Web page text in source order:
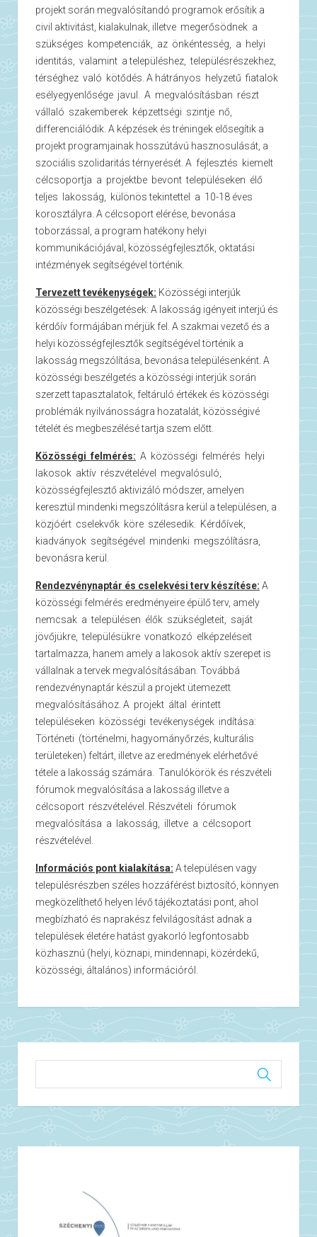
projekt során megvalósítandó programok erősítik a
civil aktivitást, kialakulnak, illetve megerősödnek a
szükséges kompetenciák, az önkéntesség, a helyi
identitás, valamint a településhez, településrészekhez,
térséghez való kötődés. A hátrányos helyzetű fiatalok
esélyegyenlősége javul. A megvalósításban részt
vállaló szakemberek képzettségi szintje nő,
differenciálódik. A képzések és tréningek elősegítik a
projekt programjainak hosszútávú hasznosulását, a
szociális szolidaritás térnyerését. A fejlesztés kiemelt
célcsoportja a projektbe bevont településeken élő
teljes lakosság, különös tekintettel a 10-18 éves
korosztályra. A célcsoport elérése, bevonása
toborzással, a program hatékony helyi
kommunikációjával, közösségfejlesztők, oktatási
intézmények segítségével történik.
Tervezett tevékenységek: Közösségi interjúk
közösségi beszélgetések: A lakosság igényeit interjú és
kérdőív formájában mérjük fel. A szakmai vezető és a
helyi közösségfejlesztők segítségével történik a
lakosság megszólítása, bevonása településenként. A
közösségi beszélgetés a közösségi interjúk során
szerzett tapasztalatok, feltáruló értékek és közösségi
problémák nyilvánosságra hozatalát, közösségivé
tételét és megbeszélésé tartja szem előtt.
Közösségi felmérés: A közösségi felmérés helyi
lakosok aktív részvételével megvalósuló,
közösségfejlesztő aktivizáló módszer, amelyen
keresztül mindenki megszólításra kerül a településen, a
közjóért cselekvők köre szélesedik. Kérdőívek,
kiadványok segítségével mindenki megszólításra,
bevonásra kerül.
Rendezvénynaptár és cselekvési terv készítése: A
közösségi felmérés eredményeire épülő terv, amely
nemcsak a településen élők szükségleteit, saját
jövőjükre, településükre vonatkozó elképzeléseit
tartalmazza, hanem amely a lakosok aktív szerepet is
vállalnak a tervek megvalósításában. Továbbá
rendezvénynaptár készül a projekt ütemezett
megvalósításához. A projekt által érintett
településeken közösségi tevékenységek indítása:
Történeti (történelmi, hagyományőrzés, kulturális
területeken) feltárt, illetve az eredmények elérhetővé
tétele a lakosság számára. Tanulókörök és részvételi
fórumok megvalósítása a lakosság illetve a
célcsoport részvételével. Részvételi fórumok
megvalósítása a lakosság, illetve a célcsoport
részvételével.
Információs pont kialakítása: A településen vagy
településrészben széles hozzáférést biztosító, könnyen
megközelíthető helyen lévő tájékoztatási pont, ahol
megbízható és naprakész felvilágosítást adnak a
települések életére hatást gyakorló legfontosabb
közhasznú (helyi, köznapi, mindennapi, közérdekű,
közösségi, általános) információról.